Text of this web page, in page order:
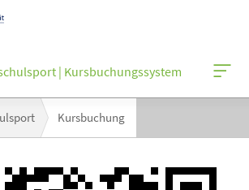
| Kursbuchungssystem
Kursbuchung